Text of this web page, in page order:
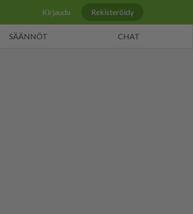
Kirjaudu Rekisteröidy
SÄÄNNÖT CHAT